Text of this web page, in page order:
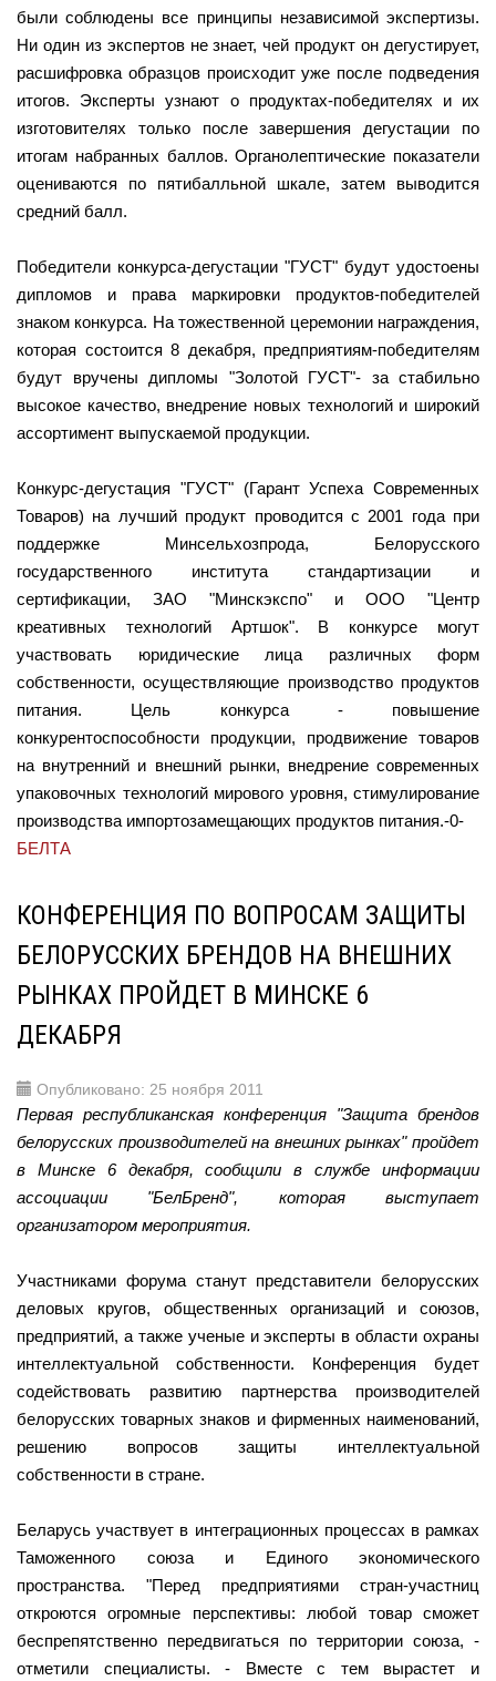
были соблюдены все принципы независимой экспертизы.
Ни один из экспертов не знает, чей продукт он дегустирует,
расшифровка образцов происходит уже после подведения
итогов. Эксперты узнают о продуктах-победителях и их
изготовителях только после завершения дегустации по
итогам набранных баллов. Органолептические показатели
оцениваются по пятибалльной шкале, затем выводится
средний балл.
Победители конкурса-дегустации "ГУСТ" будут удостоены
дипломов и права маркировки продуктов-победителей
знаком конкурса. На тожественной церемонии награждения,
которая состоится 8 декабря, предприятиям-победителям
будут вручены дипломы "Золотой ГУСТ"- за стабильно
высокое качество, внедрение новых технологий и широкий
ассортимент выпускаемой продукции.
Конкурс-дегустация "ГУСТ" (Гарант Успеха Современных
Товаров) на лучший продукт проводится с 2001 года при
поддержке Минсельхозпрода, Белорусского
государственного института стандартизации и
сертификации, ЗАО "Минскэкспо" и ООО "Центр
креативных технологий Артшок". В конкурсе могут
участвовать юридические лица различных форм
собственности, осуществляющие производство продуктов
питания. Цель конкурса - повышение
конкурентоспособности продукции, продвижение товаров
на внутренний и внешний рынки, внедрение современных
упаковочных технологий мирового уровня, стимулирование
производства импортозамещающих продуктов питания.-0-
БЕЛТА
КОНФЕРЕНЦИЯ ПО ВОПРОСАМ ЗАЩИТЫ
БЕЛОРУССКИХ БРЕНДОВ НА ВНЕШНИХ
РЫНКАХ ПРОЙДЕТ В МИНСКЕ 6
ДЕКАБРЯ
Опубликовано: 25 ноября 2011
Первая республиканская конференция "Защита брендов
белорусских производителей на внешних рынках" пройдет
в Минске 6 декабря, сообщили в службе информации
ассоциации "БелБренд", которая выступает
организатором мероприятия.
Участниками форума станут представители белорусских
деловых кругов, общественных организаций и союзов,
предприятий, а также ученые и эксперты в области охраны
интеллектуальной собственности. Конференция будет
содействовать развитию партнерства производителей
белорусских товарных знаков и фирменных наименований,
решению вопросов защиты интеллектуальной
собственности в стране.
Беларусь участвует в интеграционных процессах в рамках
Таможенного союза и Единого экономического
пространства. "Перед предприятиями стран-участниц
откроются огромные перспективы: любой товар сможет
беспрепятственно передвигаться по территории союза, -
отметили специалисты. - Вместе с тем вырастет и